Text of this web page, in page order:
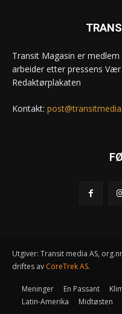
Transit Magasin er
arbeider etter pressens
Redaktørplakaten
Kontakt:
Utgiver: Transit media AS,
driftes av CoreTrek AS.
Meninger En Passant
Latin-Amerika
Midtøsten